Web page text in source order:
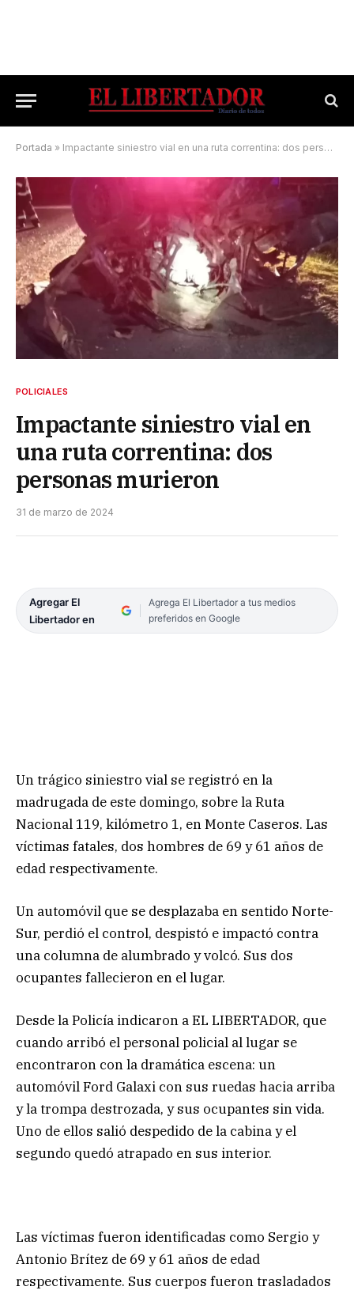
Portada » Impactante siniestro vial en una ruta correntina: dos personas murieron
POLICIALES
Impactante siniestro vial en
una ruta correntina: dos
personas murieron
31 de marzo de 2024
Agregar El
Libertador en
Agrega El Libertador a tus medios
preferidos en Google
Un trágico siniestro vial se registró en la
madrugada de este domingo, sobre la Ruta
Nacional 119, kilómetro 1, en Monte Caseros. Las
víctimas fatales, dos hombres de 69 y 61 años de
edad respectivamente.
Un automóvil que se desplazaba en sentido Norte-
Sur, perdió el control, despistó e impactó contra
una columna de alumbrado y volcó. Sus dos
ocupantes fallecieron en el lugar.
Desde la Policía indicaron a EL LIBERTADOR, que
cuando arribó el personal policial al lugar se
encontraron con la dramática escena: un
automóvil Ford Galaxi con sus ruedas hacia arriba
y la trompa destrozada, y sus ocupantes sin vida.
Uno de ellos salió despedido de la cabina y el
segundo quedó atrapado en sus interior.
Las víctimas fueron identificadas como Sergio y
Antonio Brítez de 69 y 61 años de edad
respectivamente. Sus cuerpos fueron trasladados